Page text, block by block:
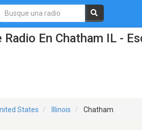
En Chatham IL -
States Illinois Chatham